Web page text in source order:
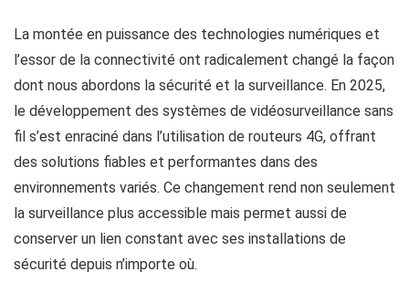
La montée en puissance des technologies numériques et
l’essor de la connectivité ont radicalement changé la façon
dont nous abordons la sécurité et la surveillance. En 2025,
le développement des systèmes de vidéosurveillance sans
fil s’est enraciné dans l’utilisation de routeurs 4G, offrant
des solutions fiables et performantes dans des
environnements variés. Ce changement rend non seulement
la surveillance plus accessible mais permet aussi de
conserver un lien constant avec ses installations de
sécurité depuis n’importe où.